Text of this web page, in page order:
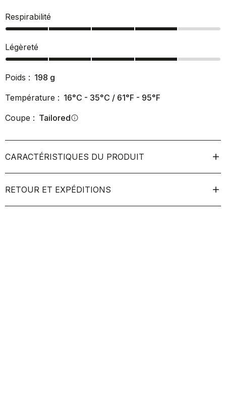
Respirabilité
Légèreté
Poids : 198 g
Température : 16°C - 35°C / 61°F - 95°F
Coupe : Tailoredinfo
CARACTÉRISTIQUES DU PRODUIT
RETOUR ET EXPÉDITIONS